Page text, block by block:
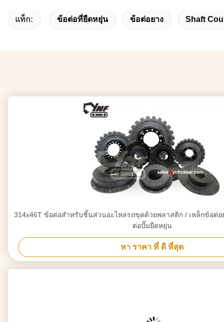
แท็ก: ข้อต่อที่ยืดหยุ่น ข้อต่อยาง Shaft
314x46T ข้อต่อสำหรับชิ้นส่วนอะไหล่รถขุดด้วยพลาสติก / เหล็กข้อต่
ต่อปั๊มยืดหยุ่น
หา ราคา ที่ ดี ที่สุด